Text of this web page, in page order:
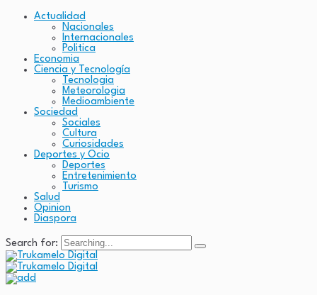
Actualidad
Nacionales
Internacionales
Politica
Economia
Ciencia y Tecnología
Tecnologia
Meteorologia
Medioambiente
Sociedad
Sociales
Cultura
Curiosidades
Deportes y Ocio
Deportes
Entretenimiento
Turismo
Salud
Opinion
Diaspora
Search for: